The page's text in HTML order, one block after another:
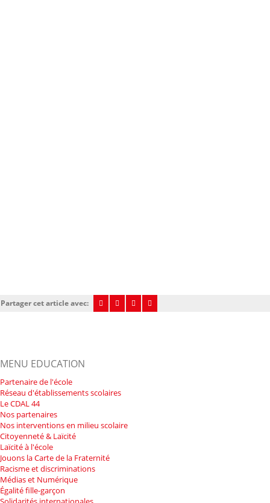
Partager cet article avec:
MENU EDUCATION
Partenaire de l'école
Réseau d'établissements scolaires
Le CDAL 44
Nos partenaires
Nos interventions en milieu scolaire
Citoyenneté & Laïcité
Laïcité à l'école
Jouons la Carte de la Fraternité
Racisme et discriminations
Médias et Numérique
Égalité fille-garçon